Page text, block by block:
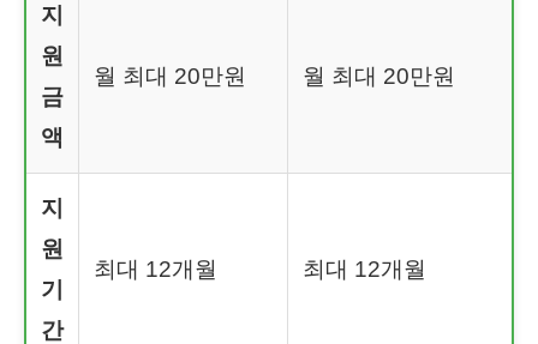
지
원
금
액
월 최대 20만원 월 최대 20만원
지
원
기
간
최대 12개월 최대 12개월